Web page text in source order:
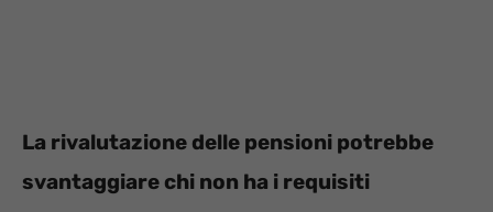
La rivalutazione delle pensioni potrebbe
svantaggiare chi non ha i requisiti